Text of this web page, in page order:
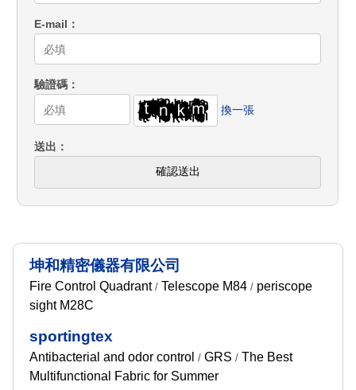
E-mail
驗證碼
換一張
送出
確認送出
坤和精密儀器有限公司
Fire Control Quadrant/ Telescope M84/ periscope
sight M28C
sportingtex
Antibacterial and odor control / GRS / The Best
Multifunctional Fabric for Summer